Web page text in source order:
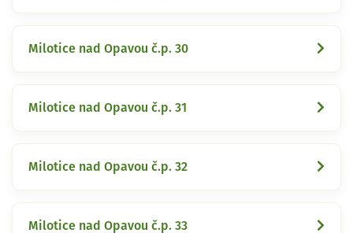
Milotice nad Opavou č.p. 30
Milotice nad Opavou č.p. 31
Milotice nad Opavou č.p. 32
Milotice nad Opavou č.p. 33